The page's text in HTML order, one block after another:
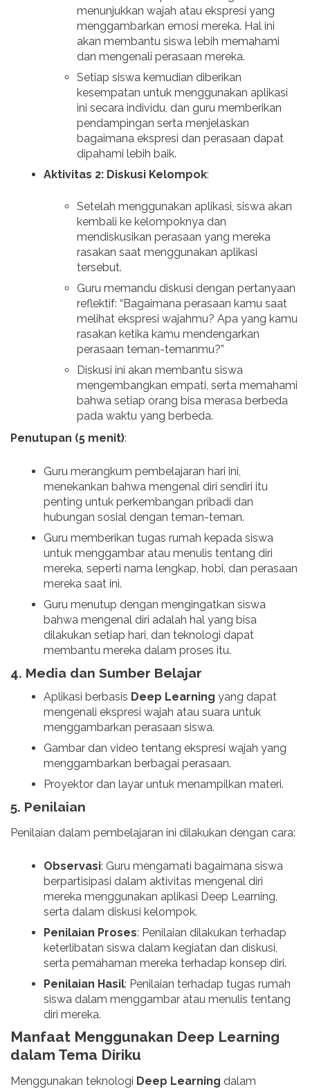
menunjukkan wajah atau ekspresi yang
menggambarkan emosi mereka. Hal ini
akan membantu siswa lebih memahami
dan mengenali perasaan mereka.
Setiap siswa kemudian diberikan
kesempatan untuk menggunakan aplikasi
ini secara individu, dan guru memberikan
pendampingan serta menjelaskan
bagaimana ekspresi dan perasaan dapat
dipahami lebih baik.
Aktivitas 2: Diskusi Kelompok:
Setelah menggunakan aplikasi, siswa akan
kembali ke kelompoknya dan
mendiskusikan perasaan yang mereka
rasakan saat menggunakan aplikasi
tersebut.
Guru memandu diskusi dengan pertanyaan
reflektif: “Bagaimana perasaan kamu saat
melihat ekspresi wajahmu? Apa yang kamu
rasakan ketika kamu mendengarkan
perasaan teman-temanmu?”
Diskusi ini akan membantu siswa
mengembangkan empati, serta memahami
bahwa setiap orang bisa merasa berbeda
pada waktu yang berbeda.
Penutupan (5 menit):
Guru merangkum pembelajaran hari ini,
menekankan bahwa mengenal diri sendiri itu
penting untuk perkembangan pribadi dan
hubungan sosial dengan teman-teman.
Guru memberikan tugas rumah kepada siswa
untuk menggambar atau menulis tentang diri
mereka, seperti nama lengkap, hobi, dan perasaan
mereka saat ini.
Guru menutup dengan mengingatkan siswa
bahwa mengenal diri adalah hal yang bisa
dilakukan setiap hari, dan teknologi dapat
membantu mereka dalam proses itu.
4. Media dan Sumber Belajar
Aplikasi berbasis Deep Learning yang dapat
mengenali ekspresi wajah atau suara untuk
menggambarkan perasaan siswa.
Gambar dan video tentang ekspresi wajah yang
menggambarkan berbagai perasaan.
Proyektor dan layar untuk menampilkan materi.
5. Penilaian
Penilaian dalam pembelajaran ini dilakukan dengan cara:
Observasi: Guru mengamati bagaimana siswa
berpartisipasi dalam aktivitas mengenal diri
mereka menggunakan aplikasi Deep Learning,
serta dalam diskusi kelompok.
Penilaian Proses: Penilaian dilakukan terhadap
keterlibatan siswa dalam kegiatan dan diskusi,
serta pemahaman mereka terhadap konsep diri.
Penilaian Hasil: Penilaian terhadap tugas rumah
siswa dalam menggambar atau menulis tentang
diri mereka.
Manfaat Menggunakan Deep Learning
dalam Tema Diriku
Menggunakan teknologi Deep Learning dalam